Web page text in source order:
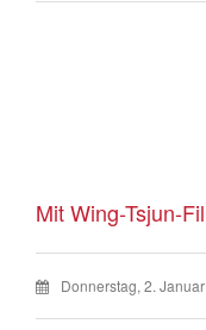
Mit Wing-Tsjun-
Donnerstag, 2.